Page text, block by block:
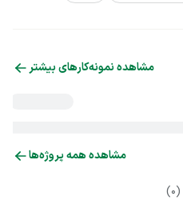
مشاهده نمونه‌کارهای بیشتر
مشاهده همه پروژه‌ها
(
0
)